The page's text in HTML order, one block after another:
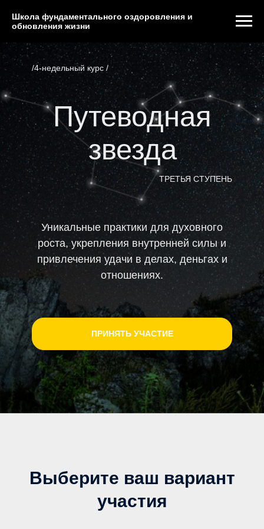
Школа фундаментального оздоровления и
обновления жизни
/4-недельный курс /
Путеводная
звезда
Уникальные практики для духовного
роста, укрепления внутренней силы и
привлечения удачи в делах, деньгах и
отношениях.
ТРЕТЬЯ СТУПЕНЬ
ПРИНЯТЬ УЧАСТИЕ
Выберите ваш вариант
участия